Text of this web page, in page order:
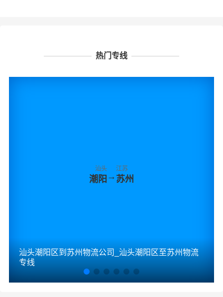
热门专线
汕头
潮阳 →
江苏
苏州
汕头潮阳区到苏州物流公司_汕头潮阳区至苏州物流
专线